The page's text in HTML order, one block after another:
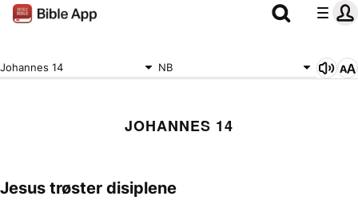
Johannes 14 NB
JOHANNES 14
Jesus trøster disiplene